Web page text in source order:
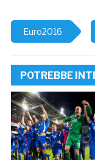
Euro2016
POTREBBE